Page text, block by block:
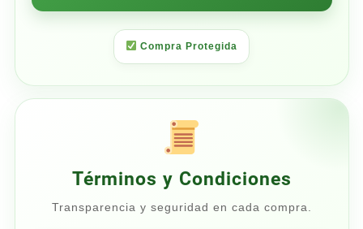
Compra Protegida
Términos y Condiciones
Transparencia y seguridad en cada compra.